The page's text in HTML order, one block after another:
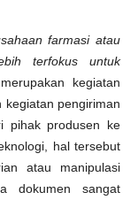
farmasi atau
terfokus untuk
kegiatan
kegiatan pengiriman
pihak produsen ke
hal tersebut
atau manipulasi
dokumen sangat